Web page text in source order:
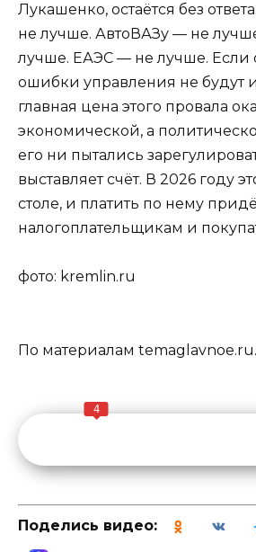
Лукашенко, остаётся без
не лучше. АвтоВАЗу — не
лучше. ЕАЭС — не лучше. Если
ошибки управления не будут
главная цена этого провала
экономической, а
его ни пытались
выставляет счёт. В 2026 году
столе, и платить по нему
налогоплательщикам и
фото: kremlin.ru
По материалам temaglavnoe.ru.
4
Поделись видео: